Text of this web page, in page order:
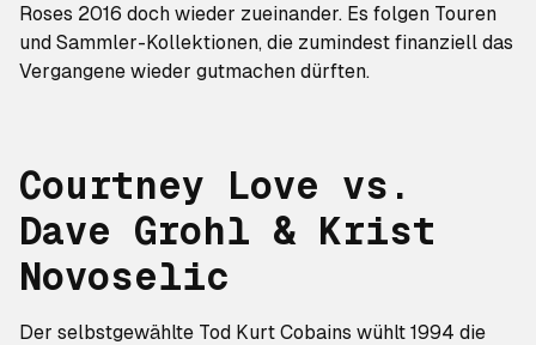
Roses 2016 doch wieder zueinander. Es folgen Touren
und Sammler-Kollektionen, die zumindest finanziell das
Vergangene wieder gutmachen dürften.
Courtney Love vs.
Dave Grohl & Krist
Novoselic
Der selbstgewählte Tod Kurt Cobains wühlt 1994 die